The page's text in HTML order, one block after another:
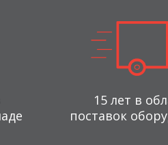
15 лет в
поставок